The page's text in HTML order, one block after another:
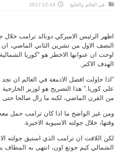
في العالم والخليج 2017-12-14
اظهر الرئيس الاميركي دونالد ترامب خلال
النصف الاول من تشرين الثاني الماضي، ان
اوحت ان عنوانها الاخطر هو “كوريا
الهدف الاكبر.
“اذا حاولت افضل الادمغة في العالم ان
على كوريا.” هذا التصريح هو لوزير
من القرن الماضي، لكنه ما زال صالحا حتى
ومن غير الواضح ما اذا كان ترامب حمل
وقتها، خلال جولته الاسيوية الاخيرة.
لكن اللافت ان ترامب الذي استبق جولته
الشمالي كيم جونغ اون، انتهى به المطاف